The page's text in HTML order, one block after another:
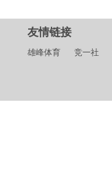
友情链接
雄峰体育 竞一社